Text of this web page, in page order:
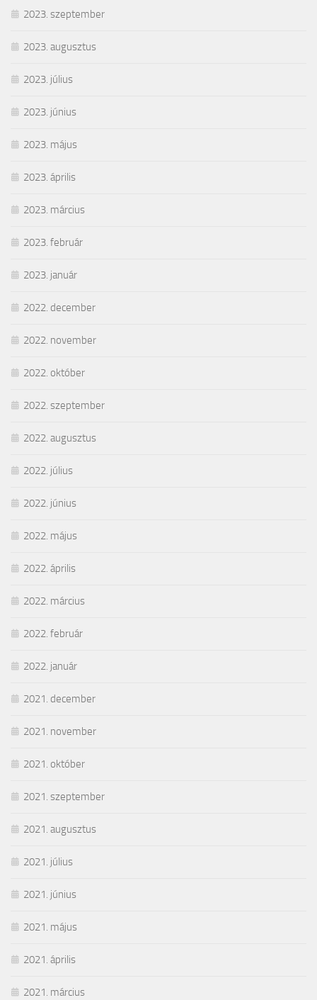
2023. szeptember
2023. augusztus
2023. július
2023. június
2023. május
2023. április
2023. március
2023. február
2023. január
2022. december
2022. november
2022. október
2022. szeptember
2022. augusztus
2022. július
2022. június
2022. május
2022. április
2022. március
2022. február
2022. január
2021. december
2021. november
2021. október
2021. szeptember
2021. augusztus
2021. július
2021. június
2021. május
2021. április
2021. március